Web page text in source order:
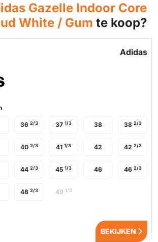
Gazelle Indoor Core
White / Gum te koop?
Adidas
36 2/3 37 1/3 38 38 2/3
40 2/3 41 1/3 42 42 2/3
44 2/3 45 1/3 46 46 2/3
48 2/3 49 1/3
BEKIJKEN